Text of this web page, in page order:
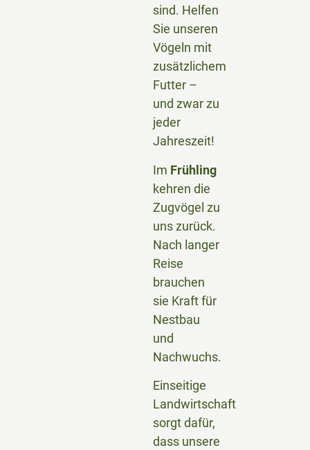
sind. Helfen
Sie unseren
Vögeln mit
zusätzlichem
Futter –
und zwar zu
jeder
Jahreszeit!
Im Frühling
kehren die
Zugvögel zu
uns zurück.
Nach langer
Reise
brauchen
sie Kraft für
Nestbau
und
Nachwuchs.
Einseitige
Landwirtschaft
sorgt dafür,
dass unsere